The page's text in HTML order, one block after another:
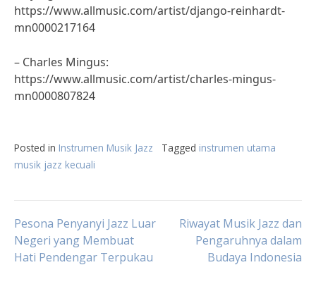
https://www.allmusic.com/artist/django-reinhardt-
mn0000217164
– Charles Mingus:
https://www.allmusic.com/artist/charles-mingus-
mn0000807824
Posted in Instrumen Musik Jazz Tagged instrumen utama
musik jazz kecuali
Post
navigation
Pesona Penyanyi Jazz Luar
Negeri yang Membuat
Hati Pendengar Terpukau
Riwayat Musik Jazz dan
Pengaruhnya dalam
Budaya Indonesia